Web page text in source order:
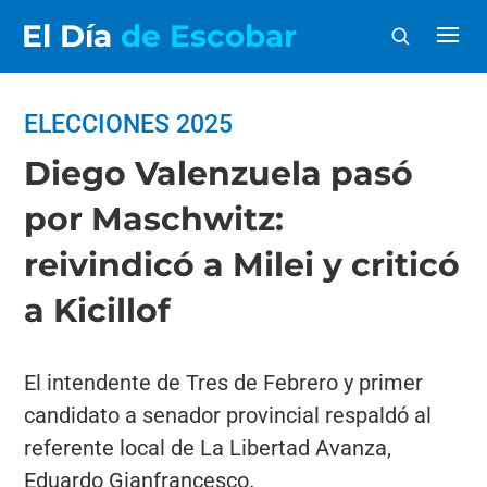
El Día de Escobar
ELECCIONES 2025
Diego Valenzuela pasó
por Maschwitz:
reivindicó a Milei y criticó
a Kicillof
El intendente de Tres de Febrero y primer
candidato a senador provincial respaldó al
referente local de La Libertad Avanza,
Eduardo Gianfrancesco.